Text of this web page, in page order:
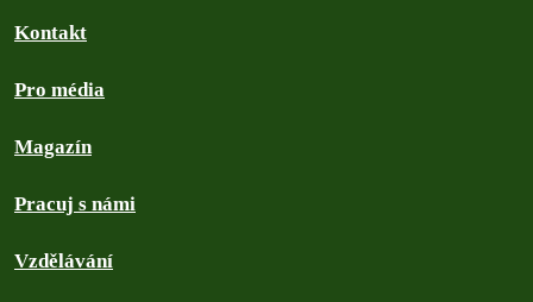
Kontakt
Pro média
Magazín
Pracuj s námi
Vzdělávání